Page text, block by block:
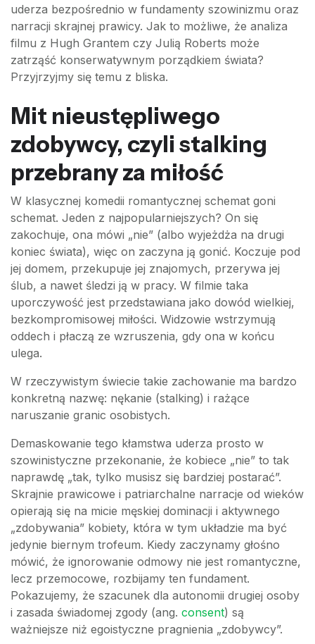
uderza bezpośrednio w fundamenty szowinizmu oraz
narracji skrajnej prawicy. Jak to możliwe, że analiza
filmu z Hugh Grantem czy Julią Roberts może
zatrząść konserwatywnym porządkiem świata?
Przyjrzyjmy się temu z bliska.
Mit nieustępliwego
zdobywcy, czyli stalking
przebrany za miłość
W klasycznej komedii romantycznej schemat goni
schemat. Jeden z najpopularniejszych? On się
zakochuje, ona mówi „nie” (albo wyjeżdża na drugi
koniec świata), więc on zaczyna ją gonić. Koczuje pod
jej domem, przekupuje jej znajomych, przerywa jej
ślub, a nawet śledzi ją w pracy. W filmie taka
uporczywość jest przedstawiana jako dowód wielkiej,
bezkompromisowej miłości. Widzowie wstrzymują
oddech i płaczą ze wzruszenia, gdy ona w końcu
ulega.
W rzeczywistym świecie takie zachowanie ma bardzo
konkretną nazwę: nękanie (stalking) i rażące
naruszanie granic osobistych.
Demaskowanie tego kłamstwa uderza prosto w
szowinistyczne przekonanie, że kobiece „nie” to tak
naprawdę „tak, tylko musisz się bardziej postarać”.
Skrajnie prawicowe i patriarchalne narracje od wieków
opierają się na micie męskiej dominacji i aktywnego
„zdobywania” kobiety, która w tym układzie ma być
jedynie biernym trofeum. Kiedy zaczynamy głośno
mówić, że ignorowanie odmowy nie jest romantyczne,
lecz przemocowe, rozbijamy ten fundament.
Pokazujemy, że szacunek dla autonomii drugiej osoby
i zasada świadomej zgody (ang. consent) są
ważniejsze niż egoistyczne pragnienia „zdobywcy”.